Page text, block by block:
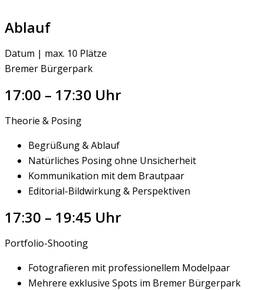
Ablauf
Datum | max. 10 Plätze
Bremer Bürgerpark
17:00 – 17:30 Uhr
Theorie & Posing
Begrüßung & Ablauf
Natürliches Posing ohne Unsicherheit
Kommunikation mit dem Brautpaar
Editorial-Bildwirkung & Perspektiven
17:30 – 19:45 Uhr
Portfolio-Shooting
Fotografieren mit professionellem Modelpaar
Mehrere exklusive Spots im Bremer Bürgerpark